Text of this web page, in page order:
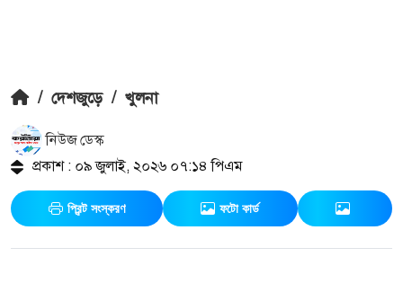
/ দেশজুড়ে / খুলনা
নিউজ ডেস্ক
প্রকাশ : ০৯ জুলাই, ২০২৬ ০৭:১৪ পিএম
প্রিন্ট সংস্করণ ফটো কার্ড